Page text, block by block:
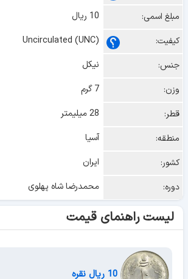
مبلغ اسمی:
10 ریال
کیفیت:
Uncirculated (UNC)
جنس:
نیکل
وزن:
7 گرم
قطر:
28 میلیمتر
منطقه:
آسیا
کشور:
ایران
دوره:
محمدرضا شاه پهلوی
لیست راهنمای قیمت